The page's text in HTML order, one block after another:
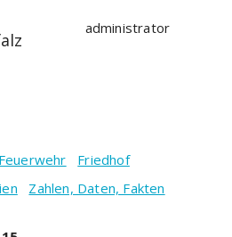
administrator
Feuerwehr
Friedhof
Zahlen, Daten, Fakten